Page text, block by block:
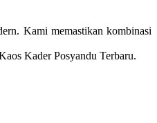
Kami memastikan kombinasi
Kader Posyandu Terbaru.